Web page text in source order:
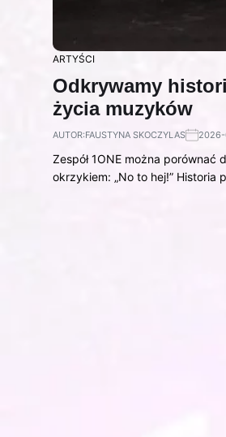
ARTYŚCI
Odkrywamy
życia muzyków
AUTOR:FAUSTYNA SKOCZYLAS 2026-
Zespół 1ONE można
okrzykiem: „No to hej!” Historia